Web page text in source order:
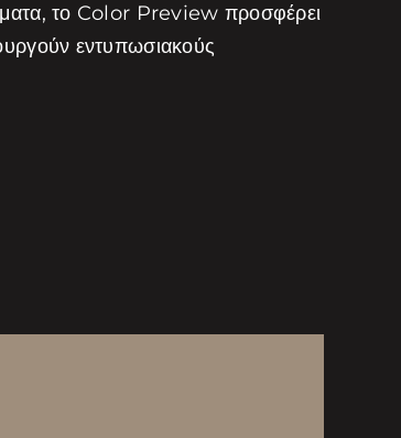
το Color Preview προσφέρει
εντυπωσιακούς